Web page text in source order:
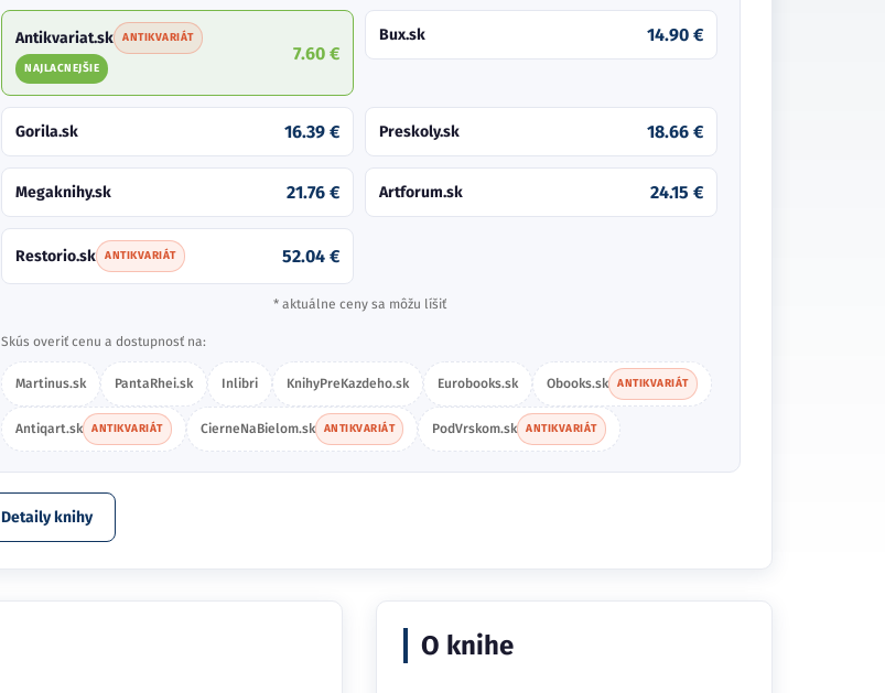
Antikvariat.sk ANTIKVARIÁT
NAJLACNEJŠIE
7.60 €
Bux.sk 14.90 €
Gorila.sk 16.39 € Preskoly.sk 18.66 €
Megaknihy.sk 21.76 € Artforum.sk 24.15 €
Restorio.sk ANTIKVARIÁT 52.04 €
* aktuálne ceny sa môžu líšiť
Skús overiť cenu a dostupnosť na:
Martinus.sk PantaRhei.sk Inlibri KnihyPreKazdeho.sk Eurobooks.sk Obooks.sk ANTIKVARIÁT
Antiqart.sk ANTIKVARIÁT CierneNaBielom.sk ANTIKVARIÁT PodVrskom.sk ANTIKVARIÁT
Detaily knihy
O knihe